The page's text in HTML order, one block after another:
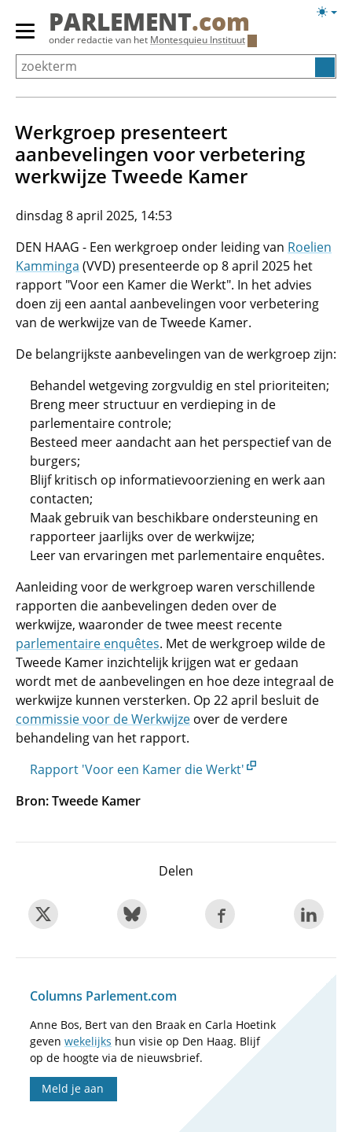
Overslaan
Primair
menu
tonen/verbergen
PARLEMENT.com
onder redactie van het Montesquieu Instituut
Werkgroep presenteert
aanbevelingen voor verbetering
werkwijze Tweede Kamer
dinsdag 8 april 2025, 14:53
DEN HAAG - Een werkgroep onder leiding van Roelien
Kamminga (VVD) presenteerde op 8 april 2025 het
rapport "Voor een Kamer die Werkt". In het advies
doen zij een aantal aanbevelingen voor verbetering
van de werkwijze van de Tweede Kamer.
De belangrijkste aanbevelingen van de werkgroep zijn:
Behandel wetgeving zorgvuldig en stel prioriteiten;
Breng meer structuur en verdieping in de
parlementaire controle;
Besteed meer aandacht aan het perspectief van de
burgers;
Blijf kritisch op informatievoorziening en werk aan
contacten;
Maak gebruik van beschikbare ondersteuning en
rapporteer jaarlijks over de werkwijze;
Leer van ervaringen met parlementaire enquêtes.
Aanleiding voor de werkgroep waren verschillende
rapporten die aanbevelingen deden over de
werkwijze, waaronder de twee meest recente
parlementaire enquêtes. Met de werkgroep wilde de
Tweede Kamer inzichtelijk krijgen wat er gedaan
wordt met de aanbevelingen en hoe deze integraal de
werkwijze kunnen versterken. Op 22 april besluit de
commissie voor de Werkwijze over de verdere
behandeling van het rapport.
Rapport 'Voor een Kamer die Werkt'
Bron: Tweede Kamer
Delen
Columns Parlement.com
Anne Bos, Bert van den Braak en Carla Hoetink
geven wekelijks hun visie op Den Haag. Blijf
op de hoogte via de nieuwsbrief.
Meld je aan